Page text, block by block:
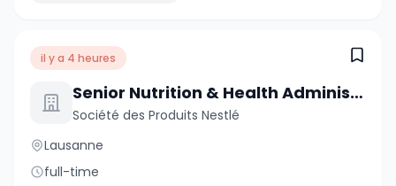
il y a 4 heures
Senior Nutrition & Health Administrative Assistant
Société des Produits Nestlé
Lausanne
full-time